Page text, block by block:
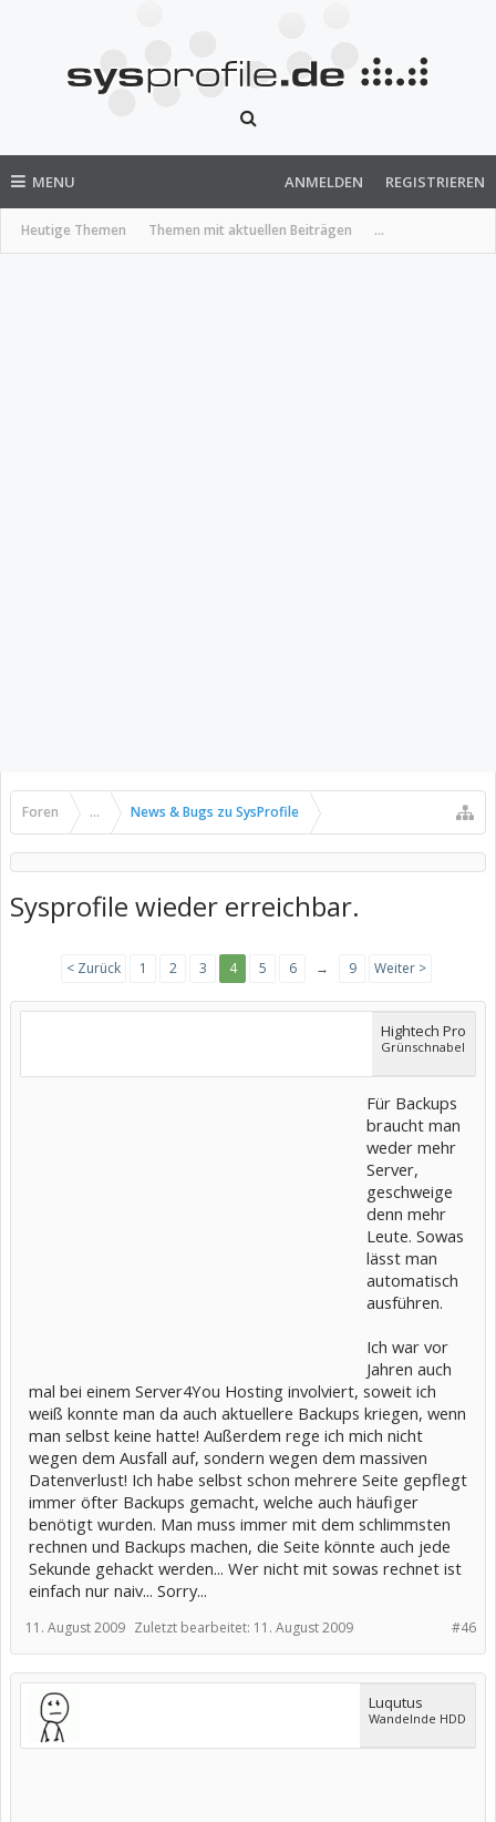
MENU
Heutige Themen Themen mit aktuellen Beiträgen ...
ANMELDEN REGISTRIEREN
Foren ... News & Bugs zu SysProfile
Sysprofile wieder erreichbar.
< Zurück 1 2 3 4 5 6 → 9 Weiter >
Hightech Pro
Grünschnabel
Für Backups
braucht man
weder mehr
Server,
geschweige
denn mehr
Leute. Sowas
lässt man
automatisch
ausführen.
Ich war vor
Jahren auch
mal bei einem Server4You Hosting involviert, soweit ich
weiß konnte man da auch aktuellere Backups kriegen, wenn
man selbst keine hatte! Außerdem rege ich mich nicht
wegen dem Ausfall auf, sondern wegen dem massiven
Datenverlust! Ich habe selbst schon mehrere Seite gepflegt
immer öfter Backups gemacht, welche auch häufiger
benötigt wurden. Man muss immer mit dem schlimmsten
rechnen und Backups machen, die Seite könnte auch jede
Sekunde gehackt werden... Wer nicht mit sowas rechnet ist
einfach nur naiv... Sorry...
#46
11. August 2009 Zuletzt bearbeitet: 11. August 2009
Luqutus
Wandelnde HDD